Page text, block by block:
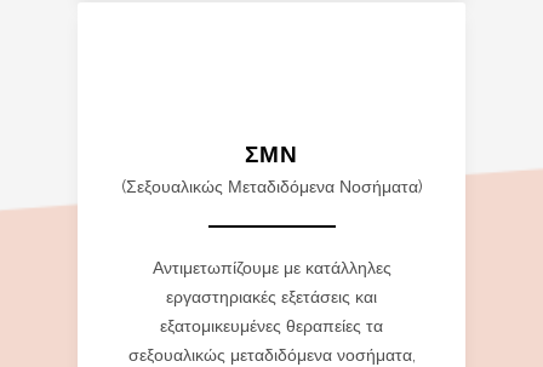
ΣΜΝ
(Σεξουαλικώς Μεταδιδόμενα Νοσήματα)
Αντιμετωπίζουμε με κατάλληλες
εργαστηριακές εξετάσεις και
εξατομικευμένες θεραπείες τα
σεξουαλικώς μεταδιδόμενα νοσήματα,